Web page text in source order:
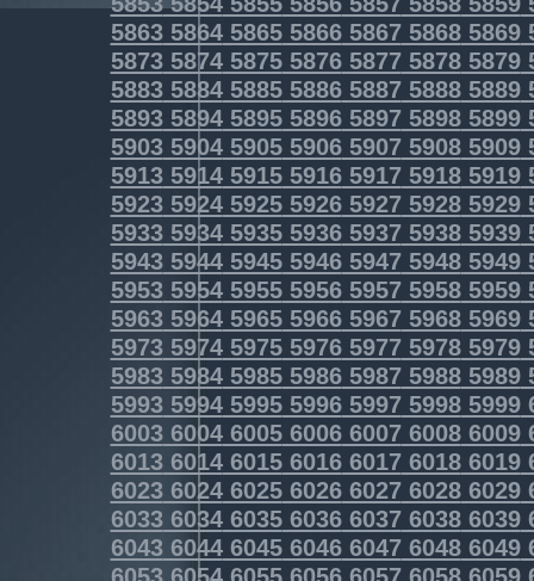
5863586458655866586758685869
5873587458755876587758785879
5883588458855886588758885889
5893589458955896589758985899
5903590459055906590759085909
5913591459155916591759185919
5923592459255926592759285929
5933593459355936593759385939
5943594459455946594759485949
5953595459555956595759585959
5963596459655966596759685969
5973597459755976597759785979
5983598459855986598759885989
5993599459955996599759985999
6003600460056006600760086009
6013601460156016601760186019
6023602460256026602760286029
6033603460356036603760386039
6043604460456046604760486049